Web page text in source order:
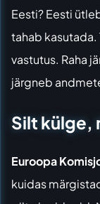
Eesti? Eesti
tahab kasutada.
vastutus. Raha
järgneb
Silt külge,
Euroopa
kuidas